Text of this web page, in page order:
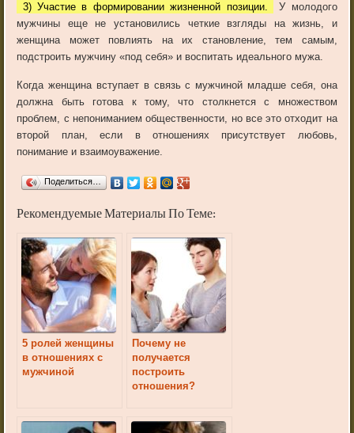
3) Участие в формировании жизненной позиции.
У молодого
мужчины еще не установились четкие взгляды на жизнь, и
женщина может повлиять на их становление, тем самым,
подстроить мужчину «под себя» и воспитать идеального мужа.
Когда женщина вступает в связь с мужчиной младше себя, она
должна быть готова к тому, что столкнется с множеством
проблем, с непониманием общественности, но все это отходит на
второй план, если в отношениях присутствует любовь,
понимание и взаимоуважение.
Поделиться…
Рекомендуемые Материалы По Теме:
5 ролей женщины
в отношениях с
мужчиной
Почему не
получается
построить
отношения?